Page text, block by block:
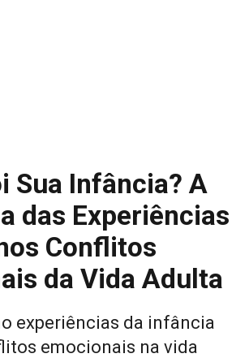
Sua Infância? A
das Experiências
Conflitos
da Vida Adulta
experiências da infância
emocionais na vida